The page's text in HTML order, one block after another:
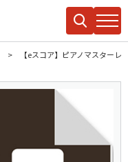
【eスコア】ピアノマスター